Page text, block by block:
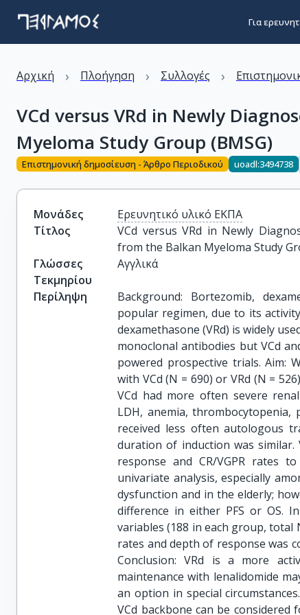
Για
Αρχική › Πλοήγηση › Συλλογές ›
VCd versus VRd in Newly
Myeloma Study Group (BMSG)
Επιστημονική δημοσίευση - Άρθρο Περιοδικού uoadl:3494738
Μονάδες
Ερευνητικό υλικό ΕΚΠΑ
Τίτλος
VCd versus VRd in Newly
from the Balkan Myeloma Study
Γλώσσες
Τεκμηρίου
Αγγλικά
Περίληψη
Background: Bortezomib,
popular regimen, due to its
dexamethasone (VRd) is widely
monoclonal antibodies but VCd
powered prospective trials. Aim:
with VCd (N = 690) or VRd (N =
VCd had more often severe
LDH, anemia,
received less often autologous
duration of induction was similar.
response and CR/VGPR rates
univariate analysis, especially
dysfunction and in the elderly;
difference in either PFS or OS.
variables (188 in each group,
rates and depth of response was
Conclusion: VRd is a more
maintenance with lenalidomide
an option in special
VCd backbone can be